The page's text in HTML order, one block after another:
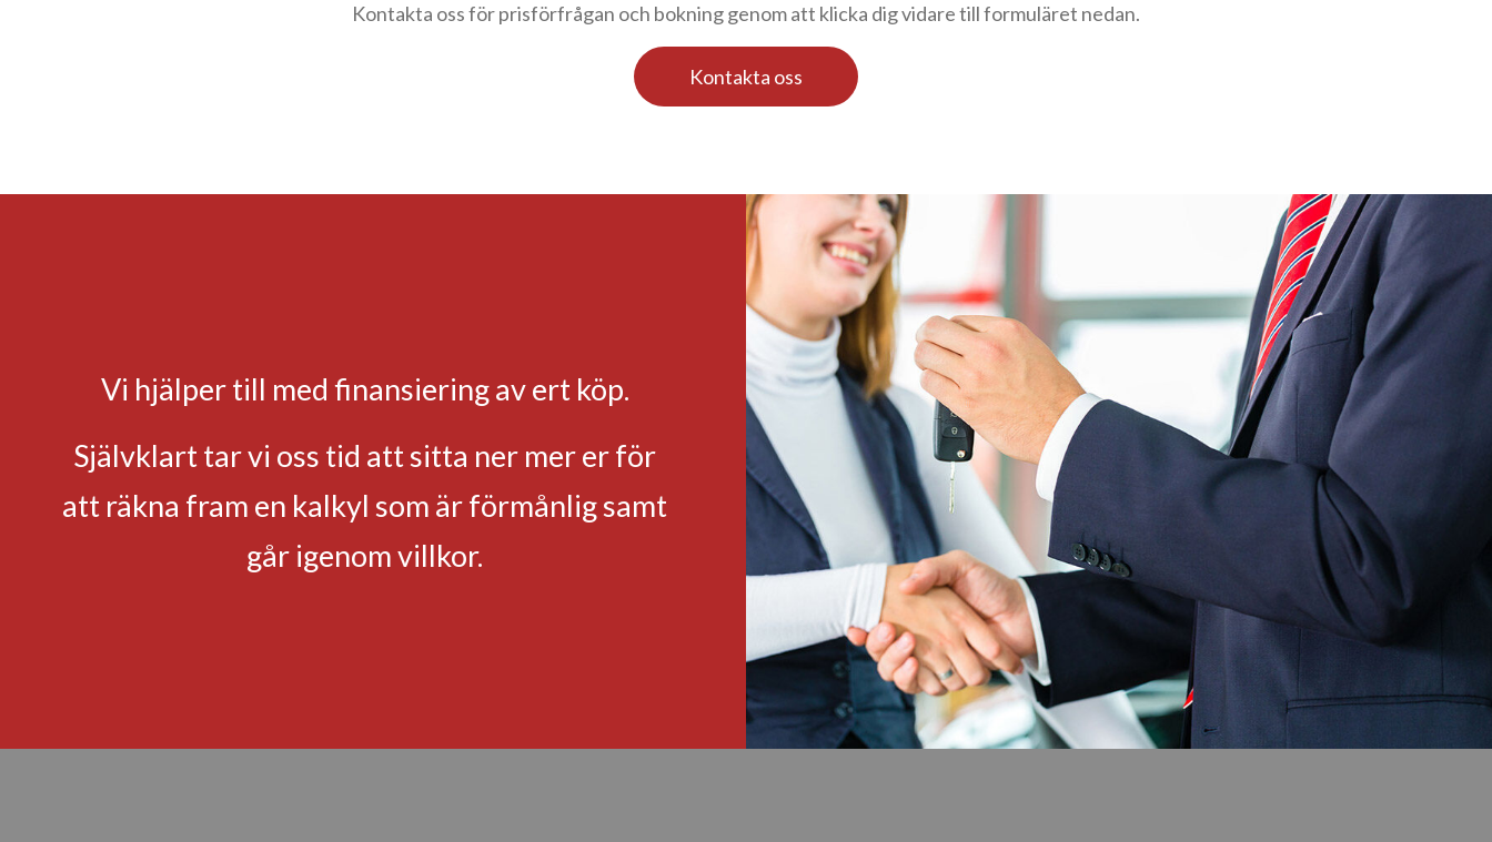
Kontakta oss för prisförfrågan och bokning genom att klicka dig vidare till formuläret nedan.
Kontakta oss
Vi hjälper till med finansiering av ert köp.
Självklart tar vi oss tid att sitta ner mer er för
att räkna fram en kalkyl som är förmånlig samt
går igenom villkor.